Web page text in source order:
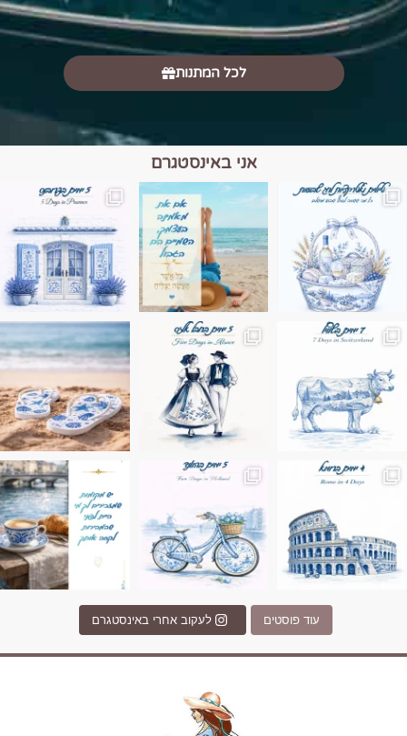
לכל המתנות
אני באינסטגרם
הם הגבול 💙🩵
בחבל אלזס צרפת
בחופשה שבו הכל נהיה פשוט יותר. החול, הי
Instagram post
Instagram post 17994326828955248
עוד פוסטים לעקוב אחרי באינסטגרם